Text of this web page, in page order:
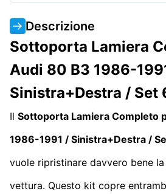
Descrizione
Sottoporta Lamiera
Audi 80 B3 1986-
Sinistra+Destra / Set
Il Sottoporta Lamiera Completo
1986-1991 / Sinistra+Destra /
vuole ripristinare davvero bene
vettura. Questo kit copre